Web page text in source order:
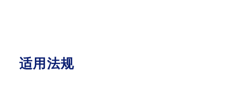
适用法规